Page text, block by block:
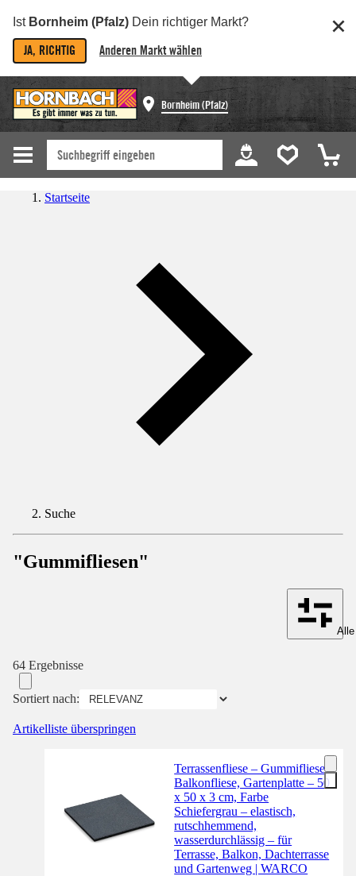
Ist Bornheim (Pfalz) Dein richtiger Markt?
JA, RICHTIG Anderen Markt wählen
Bornheim (Pfalz)
Startseite
Suche
"Gummifliesen"
64 Ergebnisse
Sortiert nach:
Artikelliste überspringen
Terrassenfliese – Gummifliese,
Balkonfliese, Gartenplatte – 50
x 50 x 3 cm, Farbe
Schiefergrau – elastisch,
rutschhemmend,
wasserdurchlässig – für
Terrasse, Balkon, Dachterrasse
und Gartenweg | WARCO